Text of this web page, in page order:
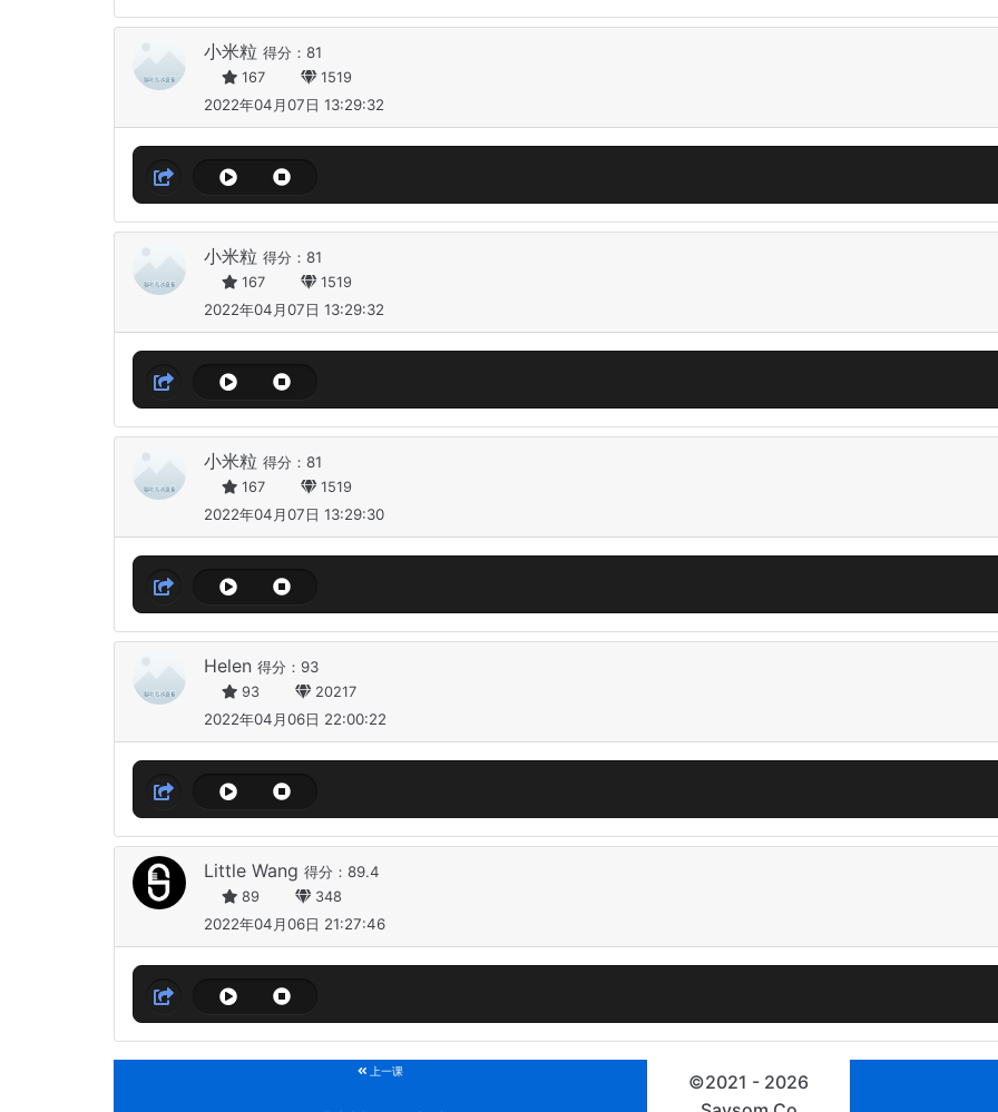
小米粒 得分：81
167 1519
2022年04月07日 13:29:32
小米粒 得分：81
167 1519
2022年04月07日 13:29:32
小米粒 得分：81
167 1519
2022年04月07日 13:29:30
Helen 得分：93
93 20217
2022年04月06日 22:00:22
Little Wang 得分：89.4
89 348
2022年04月06日 21:27:46
上一课
©2021 - 2026